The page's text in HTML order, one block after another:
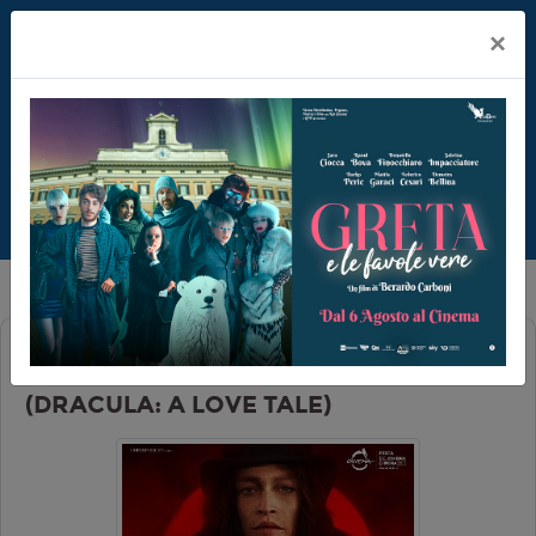
DRACULA - L'AMORE PERDUTO
(DRACULA: A LOVE TALE)
×